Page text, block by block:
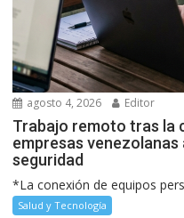
agosto 4, 2026 Editor
Trabajo remoto tras la
empresas
seguridad
*La conexión de equipos
Salud y Tecnología